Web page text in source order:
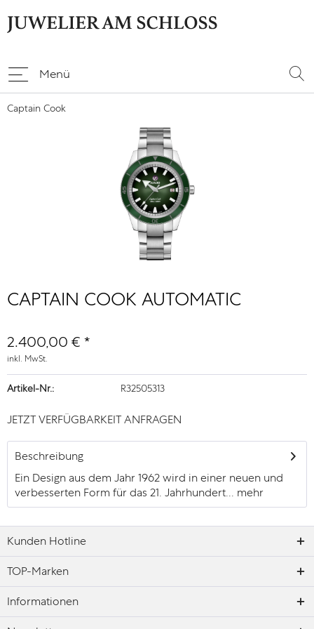
Menü
Captain Cook
CAPTAIN COOK AUTOMATIC
2.400,00 € *
inkl. MwSt.
Artikel-Nr.: R32505313
JETZT VERFÜGBARKEIT ANFRAGEN
Beschreibung
Ein Design aus dem Jahr 1962 wird in einer neuen und
verbesserten Form für das 21. Jahrhundert... mehr
Kunden Hotline
TOP-Marken
Informationen